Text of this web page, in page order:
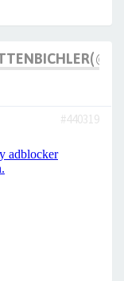
#440319